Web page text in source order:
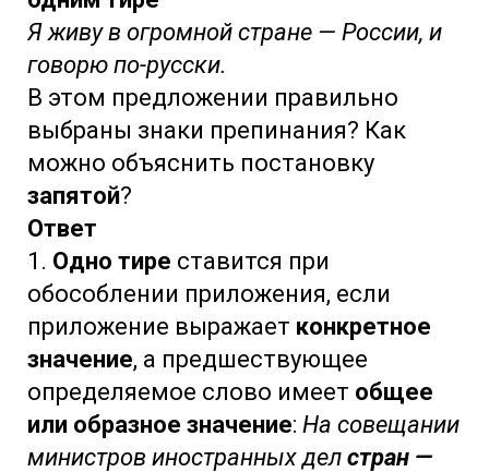
Я живу в огромной стране — России, и
говорю по-русски.
В этом предложении правильно
выбраны знаки препинания? Как
можно объяснить постановку
запятой?
Ответ
1. Одно тире ставится при
обособлении приложения, если
приложение выражает конкретное
значение, а предшествующее
определяемое слово имеет общее
или образное значение: На совещании
министров иностранных дел стран —